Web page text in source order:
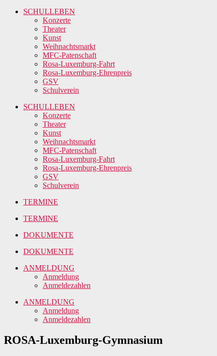
SCHULLEBEN
Konzerte
Theater
Kunst
Weihnachtsmarkt
MFC-Patenschaft
Rosa-Luxemburg-Fahrt
Rosa-Luxemburg-Ehrenpreis
GSV
Schulverein
SCHULLEBEN
Konzerte
Theater
Kunst
Weihnachtsmarkt
MFC-Patenschaft
Rosa-Luxemburg-Fahrt
Rosa-Luxemburg-Ehrenpreis
GSV
Schulverein
TERMINE
TERMINE
DOKUMENTE
DOKUMENTE
ANMELDUNG
Anmeldung
Anmeldezahlen
ANMELDUNG
Anmeldung
Anmeldezahlen
ROSA-Luxemburg-Gymnasium